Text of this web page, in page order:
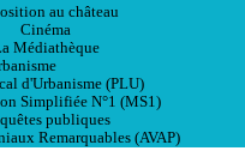
au château
Cinéma
Médiathèque
d'Urbanisme (PLU)
Simplifiée N°1 (MS1)
publiques
Remarquables (AVAP)